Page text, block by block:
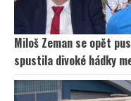
Miloš Zeman se opět
spustila divoké hádky